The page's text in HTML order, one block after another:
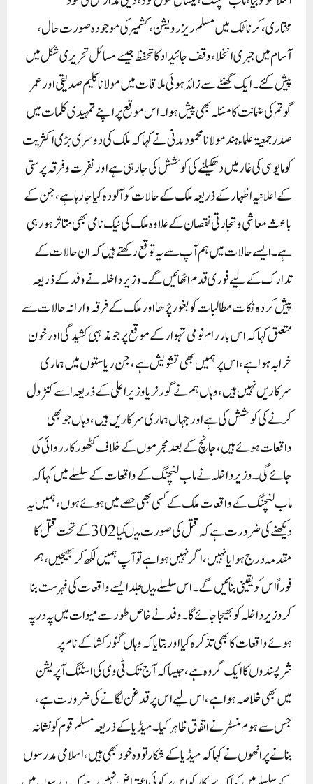
مختاری،کرناٹک میں مسلم ریزرویشن،کشمیر کی موجودہ صورت حال،
آسام میں جبری انخلا، وقف جائیداد کا تحفظ جیسے مسائل تحریری شکل میں
پیش کئے۔ ایک گھنٹے سے زائد ہوئی ملاقات میں مولانا کلیم صدیقی اور عمر
گوتم کی ضمانت کا مسئلہ بھی پیش ہوا۔اس موقع پر اپنے تمہیدی کلمات میں
صدر جمعیۃ علماء ہند مولانا محمود مدنی نے کہا کہ ملک کی دوسری بڑی اکثریت
کو مایوسی کی غار میں دھکیلنے کی کوشش کی جارہی ہے اور نفرت و فرقہ پرستی
کے اعلانیہ اظہار کے ذریعہ ملک کے حالات کو آلودہ کیا جارہاہے، جن کے
باعث معاشی وتجارتی نقصان کے علاوہ ملک کی نیک نامی بھی متاثر ہورہی
ہے۔ایسے حالات میں ہم آپ سے یہ توقع رکھتے ہیں کہ ان حالات کے
تدارک کے لیے فوری قدم اٹھائیں گے ۔وزیر داخلہ نے وفد کے ذریعہ
پیش کردہ نکات مطالبات کو بغور پڑھا اور ملک کے فرقہ وارانہ حالات سے
متعلق کہا کہ اس بار رام نومی تہوار کے موقع پر جو مذہبی کشیدگی اور خون
خرابہ ہوا ہے، اس پر ہمیں بھی تشویش ہے، جن ریاستوں میں ہماری
سرکاریں نہیں ہیں،و ہاں ہم نے گورنر یا وزیر اعلی کے ذریعہ اسے کنٹرول
کرنے کی کوشش کی ہے اور جہاں ہماری سرکاریں ہیں، وہاں جو بھی
واقعات ہوئے ہیں، جانچ کے بعد مجرموں کے خلاف کٹھور کارروائی کی
جائے گی۔وزیر داخلہ نے ماب لنچنگ کے واقعات کے سلسلے میں کہا کہ
ماب لنچنگ کے واقعات ملک کے کسی بھی حصے میں ہوئے ہوں ، ہمیں یہ
دیکھنے کی ضرورت ہے کہ قتل کی صورت میںکیا 302 کے تحت قتل کا
مقدمہ درج ہوا یا نہیں ، اگر نہیں ہوا ہے تو آپ ہمیں لکھ کر بھیجیں، ہم
فورا ً اس کو یقینی بنائیں گے۔ اس سلسلے میںجلد ایسے واقعات کی فہرست بنا
کر وزیر داخلہ کو بھیجا جائے گا۔ وفد نے خاص طور سے میوات میں پہ درپہ
ہوئے واقعات کا بھی تذکرہ کیا اور بتایا کہ وہاں گئو رکشا کے نام پر
شرپسندوں کا ایک گروہ ہے، جیسا کہ آج تک ٹی وی کی اسٹنگ آپریشن
میں بھی خلاصہ ہوا ہے، اس لیے اس پر قد غن لگانے کی ضرورت ہے،
جس سے ہوم منسٹر نے اتفاق ظاہر کیا۔میڈیا کے ذریعہ مسلم قوم کو نشانہ
بنانے پر انھوں نے کہا کہ میڈیا کے شکار تو وہ خود بھی ہیں، اسلامی مدرسوں